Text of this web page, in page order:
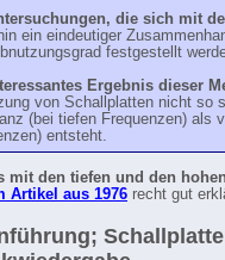
die sich mit
ein eindeutiger
festgestellt
Ergebnis dieser
von Schallplatten nicht so
(bei tiefen Frequenzen) als
entsteht.
mit den tiefen und den
Artikel aus 1976 recht gut